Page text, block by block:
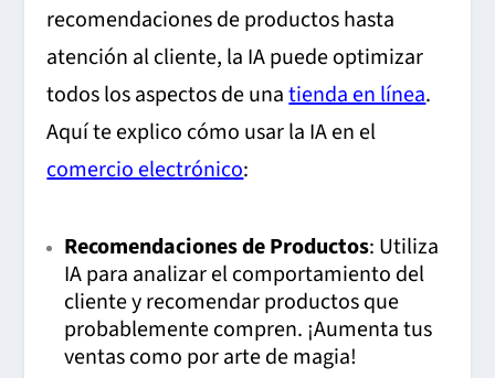
recomendaciones de productos hasta
atención al cliente, la IA puede optimizar
todos los aspectos de unatienda en línea.
Aquí te explico cómo usar la IA en el
comercio electrónico:
Recomendaciones de Productos: Utiliza
IA para analizar el comportamiento del
cliente y recomendar productos que
probablemente compren. ¡Aumenta tus
ventas como por arte de magia!